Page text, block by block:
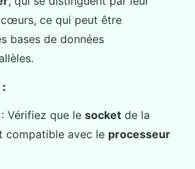
ce qui peut être
bases de données
: Vérifiez que le socket de la
compatible avec le processeur